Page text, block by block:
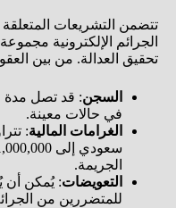
تتضمن التشريعات
الجرائم الإلكترونية
تحقيق العدالة. من بين
السجن: قد تصل مدة
في حالات معينة.
الغرامات المالية
الجريمة.
التعويضات: يُمكن أن
للمتضررين من